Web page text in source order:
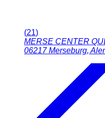
(21)
MERSE CENTER
06217 Merseburg,